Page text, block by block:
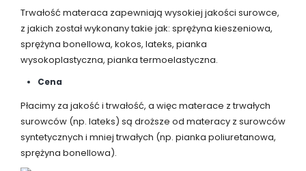
Trwałość materaca zapewniają wysokiej jakości surowce,
z jakich został wykonany takie jak: sprężyna kieszeniowa,
sprężyna bonellowa, kokos, lateks, pianka
wysokoplastyczna, pianka termoelastyczna.
Cena
Płacimy za jakość i trwałość, a więc materace z trwałych
surowców (np. lateks) są droższe od materacy z surowców
syntetycznych i mniej trwałych (np. pianka poliuretanowa,
sprężyna bonellowa).